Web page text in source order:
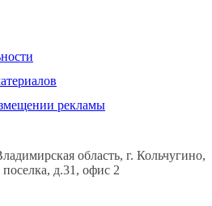
рекламы
область, г. Кольчугино,
д.31, офис 2